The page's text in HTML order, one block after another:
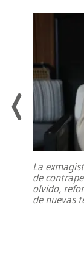
La
de
olvido,
de nuevas